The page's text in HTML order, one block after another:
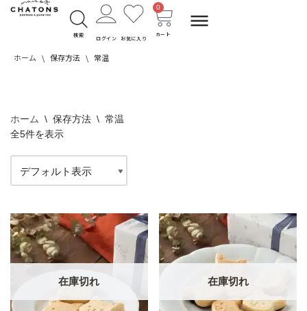
ン
へ
ス
プ
検索
ログイン お気に入り
0
カート
ホーム \ 保存方法 \ 常温
ホーム \ 保存方法 \ 常温
全5件を表示
在庫切れ 在庫切れ